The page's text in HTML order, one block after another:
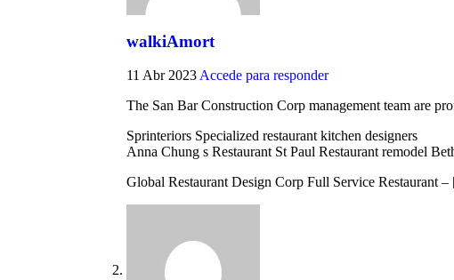
walkiAmort
11 Abr 2023Accede para responder
The San Bar Construction Corp management team are
Sprinteriors Specialized restaurant kitchen designers
Anna Chung s Restaurant St Paul Restaurant remodel
Global Restaurant Design Corp Full Service Restaurant